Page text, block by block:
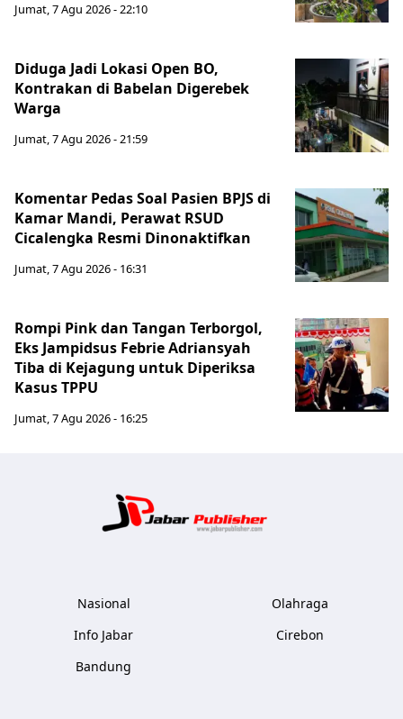
Jumat, 7 Agu 2026 - 22:10
Diduga Jadi Lokasi Open BO,
Kontrakan di Babelan Digerebek
Warga
Jumat, 7 Agu 2026 - 21:59
Komentar Pedas Soal Pasien BPJS di
Kamar Mandi, Perawat RSUD
Cicalengka Resmi Dinonaktifkan
Jumat, 7 Agu 2026 - 16:31
Rompi Pink dan Tangan Terborgol,
Eks Jampidsus Febrie Adriansyah
Tiba di Kejagung untuk Diperiksa
Kasus TPPU
Jumat, 7 Agu 2026 - 16:25
Nasional
Info Jabar
Bandung
Olahraga
Cirebon